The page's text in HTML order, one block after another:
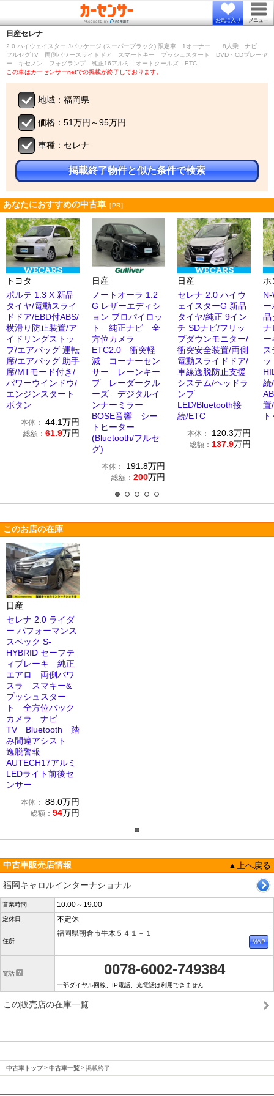
お気に入り メニュー
日産セレナ
2.0 ハイウェイスター Jパッケージ (スーパーブラック) 限定車 1オーナー 8人乗 ナビ
フルセグTV 両側パワースライドドア スマートキー プッシュスタート DVD・CDプレーヤ
ー キセノン フォグランプ 純正16アルミ オートクールズ ETC
この車はカーセンサーnetでの掲載が終了しております。
地域：福岡県
価格：51万円～95万円
車種：セレナ
掲載終了物件と似た条件で検索
あなたにおすすめの中古車 ［PR］
トヨタ
ポルテ 1.3 X 新品
タイヤ/電動スライ
ドドア/EBD付ABS/
横滑り防止装置/ア
イドリングストッ
プ/エアバッグ 運転
席/エアバッグ 助手
席/MTモード付き/
パワーウインドウ/
エンジンスタート
ボタン
本体： 44.1万円
総額： 61.9万円
日産
ノートオーラ 1.2
G レザーエディシ
ョン プロパイロッ
ト 純正ナビ 全
方位カメラ
ETC2.0 衝突軽
減 コーナーセン
サー レーンキー
プ レーダークル
ーズ デジタルイ
ンナーミラー
BOSE音響 シー
トヒーター
(Bluetooth/フルセ
グ)
本体： 191.8万円
総額： 200万円
日産
セレナ 2.0 ハイウ
ェイスターG 新品
タイヤ/純正 9イン
チ SDナビ/フリッ
プダウンモニター/
衝突安全装置/両側
電動スライドドア/
車線逸脱防止支援
システム/ヘッドラ
ンプ
LED/Bluetooth接
続/ETC
本体： 120.3万円
総額： 137.9万円
ホ
ー
品
ナ
ー
続
置
このお店の在庫
日産
セレナ 2.0 ライダ
ー パフォーマンス
スペック S-
HYBRID セーフテ
ィブレーキ 純正
エアロ 両側パワ
スラ スマキー&
プッシュスター
ト 全方位バック
カメラ ナビ
TV Bluetooth 踏
み間違アシスト
逸脱警報
AUTECH17アルミ
LEDライト前後セ
ンサー
本体： 88.0万円
総額： 94万円
中古車販売店情報
▲上へ戻る
福岡キャロルインターナショナル
営業時間 10:00～19:00
定休日 不定休
住所
福岡県朝倉市牛木５４１－１
電話 0078-6002-749384
一部ダイヤル回線、IP電話、光電話は利用できません
この販売店の在庫一覧
中古車トップ 中古車一覧 掲載終了